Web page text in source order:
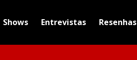
Shows Entrevistas Resenhas